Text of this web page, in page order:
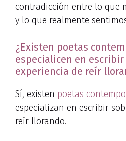
contradicción entre lo que
y lo que realmente
¿Existen poetas
especialicen en escribir
experiencia de reír
Sí, existen poetas
especializan en escribir
reír llorando.